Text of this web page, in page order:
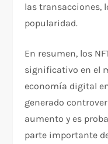
las transacciones,
popularidad.
En resumen, los
significativo en el
economía digital
generado
aumento y es
parte importante